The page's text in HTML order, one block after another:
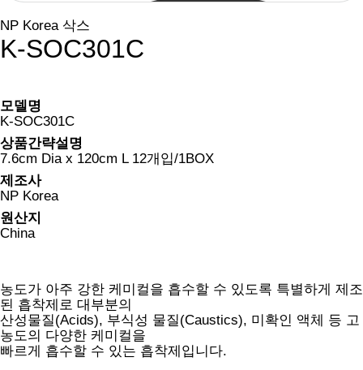
NP Korea 삭스
K-SOC301C
모델명
K-SOC301C
상품간략설명
7.6cm Dia x 120cm L 12개입/1BOX
제조사
NP Korea
원산지
China
농도가 아주 강한 케미컬을 흡수할 수 있도록 특별하게 제조
된 흡착제로 대부분의
산성물질(Acids), 부식성 물질(Caustics), 미확인 액체 등 고
농도의 다양한 케미컬을
빠르게 흡수할 수 있는 흡착제입니다.